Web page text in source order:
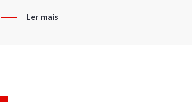
Ler mais